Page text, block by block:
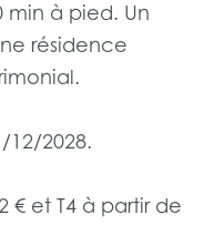
min à pied. Un
résidence
12/2028.
€ et T4 à partir de